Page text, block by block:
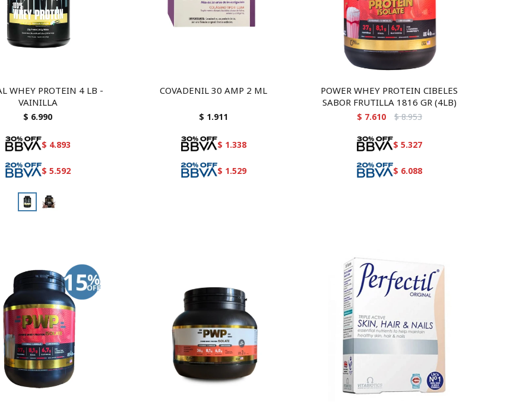
WHEY PROTEIN 4 LB -
VAINILLA
$ 6.990
$ 4.893
$ 5.592
COVADENIL 30 AMP 2 ML
$ 1.911
$ 1.338
$ 1.529
POWER WHEY PROTEIN CIBELES
SABOR FRUTILLA 1816 GR (4LB)
$ 7.610 $ 8.953
$ 5.327
$ 6.088